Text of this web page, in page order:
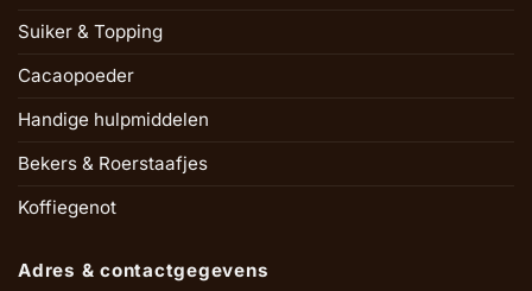
Suiker & Topping
Cacaopoeder
Handige hulpmiddelen
Bekers & Roerstaafjes
Koffiegenot
Adres & contactgegevens